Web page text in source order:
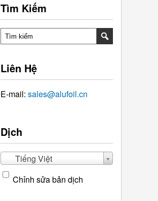
Tìm Kiếm
Liên Hệ
E-mail: sales@alufoil.cn
Dịch
Tiếng Việt
Chỉnh sửa bản dịch